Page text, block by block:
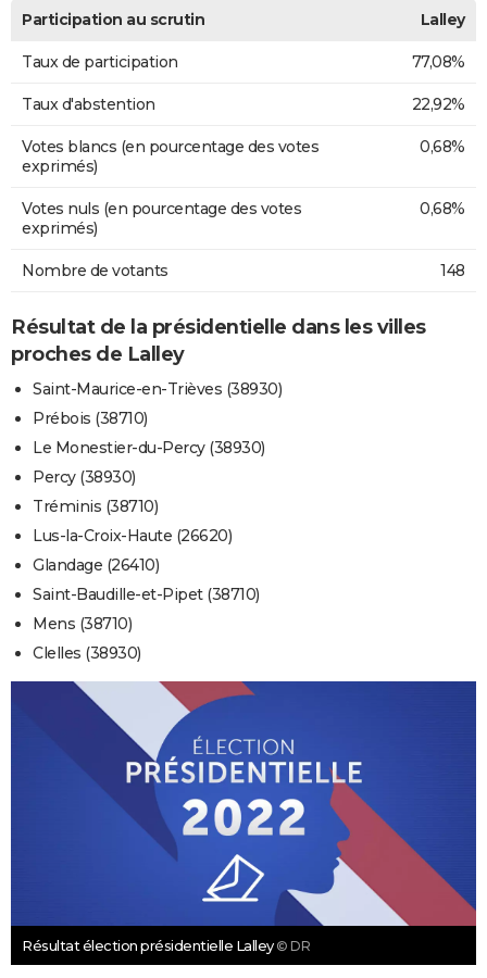
Participation au scrutin Lalley
Taux de participation 77,08%
Taux d'abstention 22,92%
Votes blancs (en pourcentage des votes
exprimés)
0,68%
Votes nuls (en pourcentage des votes
exprimés)
0,68%
Nombre de votants 148
Résultat de la présidentielle dans les villes
proches de Lalley
Saint-Maurice-en-Trièves (38930)
Prébois (38710)
Le Monestier-du-Percy (38930)
Percy (38930)
Tréminis (38710)
Lus-la-Croix-Haute (26620)
Glandage (26410)
Saint-Baudille-et-Pipet (38710)
Mens (38710)
Clelles (38930)
Résultat élection présidentielle Lalley © DR